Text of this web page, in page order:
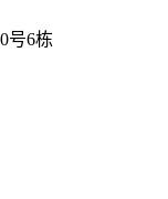
号6栋